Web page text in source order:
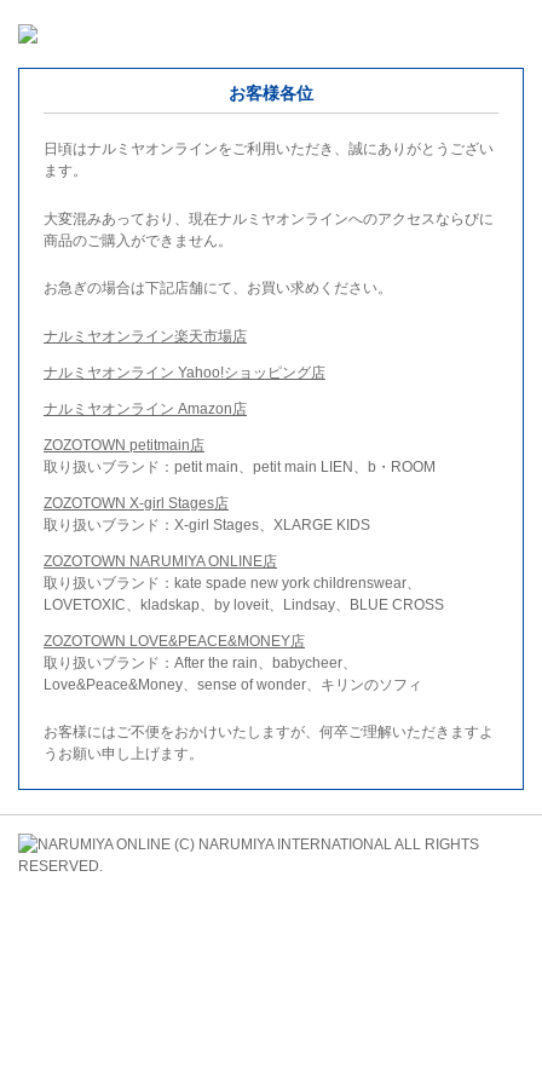
お客様各位
日頃はナルミヤオンラインをご利用いただき、誠にありがとうござい
ます。
大変混みあっており、現在ナルミヤオンラインへのアクセスならびに
商品のご購入ができません。
お急ぎの場合は下記店舗にて、お買い求めください。
ナルミヤオンライン楽天市場店
ナルミヤオンライン Yahoo!ショッピング店
ナルミヤオンライン Amazon店
ZOZOTOWN petitmain店
取り扱いブランド：petit main、petit main LIEN、b・ROOM
ZOZOTOWN X-girl Stages店
取り扱いブランド：X-girl Stages、XLARGE KIDS
ZOZOTOWN NARUMIYA ONLINE店
取り扱いブランド：kate spade new york childrenswear、
LOVETOXIC、kladskap、by loveit、Lindsay、BLUE CROSS
ZOZOTOWN LOVE&PEACE&MONEY店
取り扱いブランド：After the rain、babycheer、
Love&Peace&Money、sense of wonder、キリンのソフィ
お客様にはご不便をおかけいたしますが、何卒ご理解いただきますよ
うお願い申し上げます。